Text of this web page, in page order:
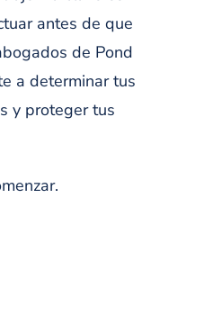
antes de que
de Pond
a determinar tus
y proteger tus